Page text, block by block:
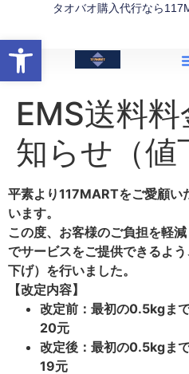
打开工具栏
タオバオ購入代行なら
EMS送料
知らせ（値
平素より117MARTをご愛顧い
います。
この度、お客様のご負担を軽
でサービスをご提供できるよ
下げ）を行いました。
【改定内容】
改定前：最初の0.5kgま
20元
改定後：最初の0.5kgま
19元